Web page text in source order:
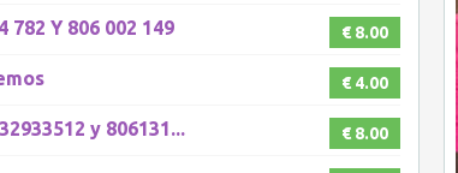
€ 8.00
782 Y 806 002 149
€ 4.00
€ 8.00
y 806131...